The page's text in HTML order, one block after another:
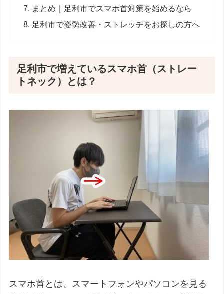
まとめ｜足利市でスマホ首対策を始めるなら
足利市で姿勢改善・ストレッチをお探しの方へ
足利市で増えているスマホ首（ストレー
トネック）とは？
スマホ首とは、スマートフォンやパソコンを見る